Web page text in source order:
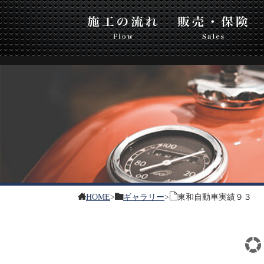
れ 販売・保険 板金・塗装
東和
HOME> ギャラリー> 東和自動車実績９３